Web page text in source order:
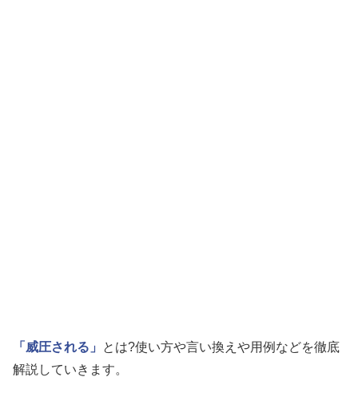
「威圧される」
とは?使い方や言い換えや用例などを徹底
解説していきます。